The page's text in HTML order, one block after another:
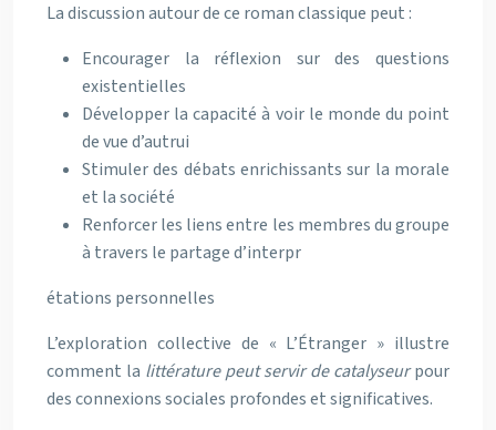
La discussion autour de ce roman classique peut :
Encourager la réflexion sur des questions
existentielles
Développer la capacité à voir le monde du point
de vue d’autrui
Stimuler des débats enrichissants sur la morale
et la société
Renforcer les liens entre les membres du groupe
à travers le partage d’interpr
étations personnelles
L’exploration collective de « L’Étranger » illustre
comment la littérature peut servir de catalyseurpour
des connexions sociales profondes et significatives.